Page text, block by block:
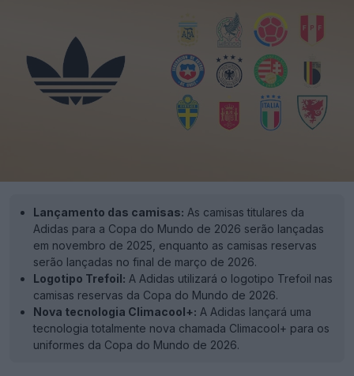
Lançamento das camisas: As camisas titulares da
Adidas para a Copa do Mundo de 2026 serão lançadas
em novembro de 2025, enquanto as camisas reservas
serão lançadas no final de março de 2026.
Logotipo Trefoil: A Adidas utilizará o logotipo Trefoil nas
camisas reservas da Copa do Mundo de 2026.
Nova tecnologia Climacool+: A Adidas lançará uma
tecnologia totalmente nova chamada Climacool+ para os
uniformes da Copa do Mundo de 2026.